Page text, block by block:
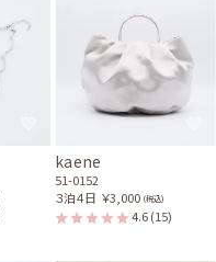
。色味や質感、イメージ通り
kaene
51-0152
３泊４日 ￥3,000 (税込)
4.6(15)